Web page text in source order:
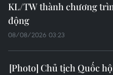
KL/TW thành chương
động
08/08/2026 03:23
Chủ tịch Quốc